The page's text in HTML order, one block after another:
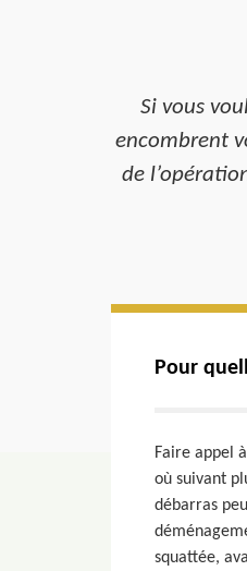
Si vous
encombrent
de
Pour
Faire appel
où suivant
débarras
squattée,